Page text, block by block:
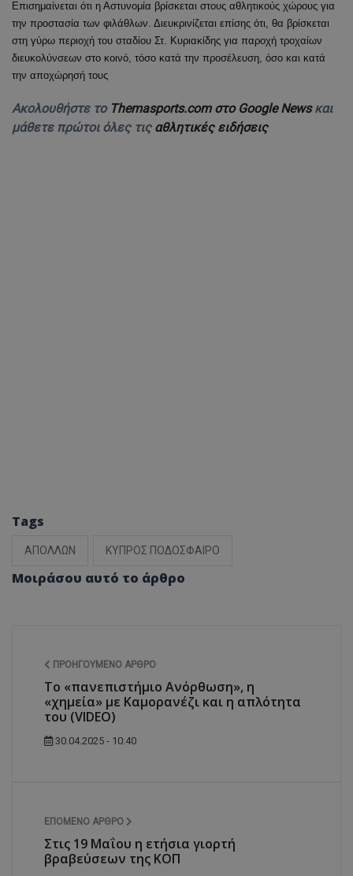
Επισημαίνεται ότι η Αστυνομία βρίσκεται στους αθλητικούς χώρους για
την προστασία των φιλάθλων. Διευκρινίζεται επίσης ότι, θα βρίσκεται
στη γύρω περιοχή του σταδίου Στ. Κυριακίδης για παροχή τροχαίων
διευκολύνσεων στο κοινό, τόσο κατά την προσέλευση, όσο και κατά
την αποχώρησή τους
Ακολουθήστε το Themasports.com στο Google Newsκαι
μάθετε πρώτοι όλες τις αθλητικές ειδήσεις
Tags
ΑΠΟΛΛΩΝ ΚΥΠΡΟΣ ΠΟΔΟΣΦΑΙΡΟ
Μοιράσου αυτό το άρθρο
ΠΡΟΗΓΟΎΜΕΝΟ ΆΡΘΡΟ
To «πανεπιστήμιο Ανόρθωση», η
«χημεία» με Καμορανέζι και η απλότητα
του (VIDEO)
30.04.2025 - 10:40
ΕΠΌΜΕΝΟ ΆΡΘΡΟ
Στις 19 Μαΐου η ετήσια γιορτή
βραβεύσεων της ΚΟΠ